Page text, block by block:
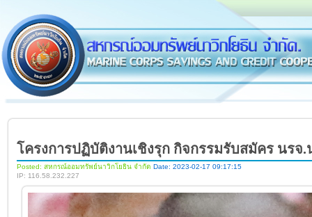
โครงการปฏิบัติงานเชิงรุก กิจกรรมรับสมัคร นรจ.
Posted: สหกรณ์ออมทรัพย์นาวิกโยธิน จำกัด Date: 2023-02-17 09:17:15
IP: 116.58.232.227